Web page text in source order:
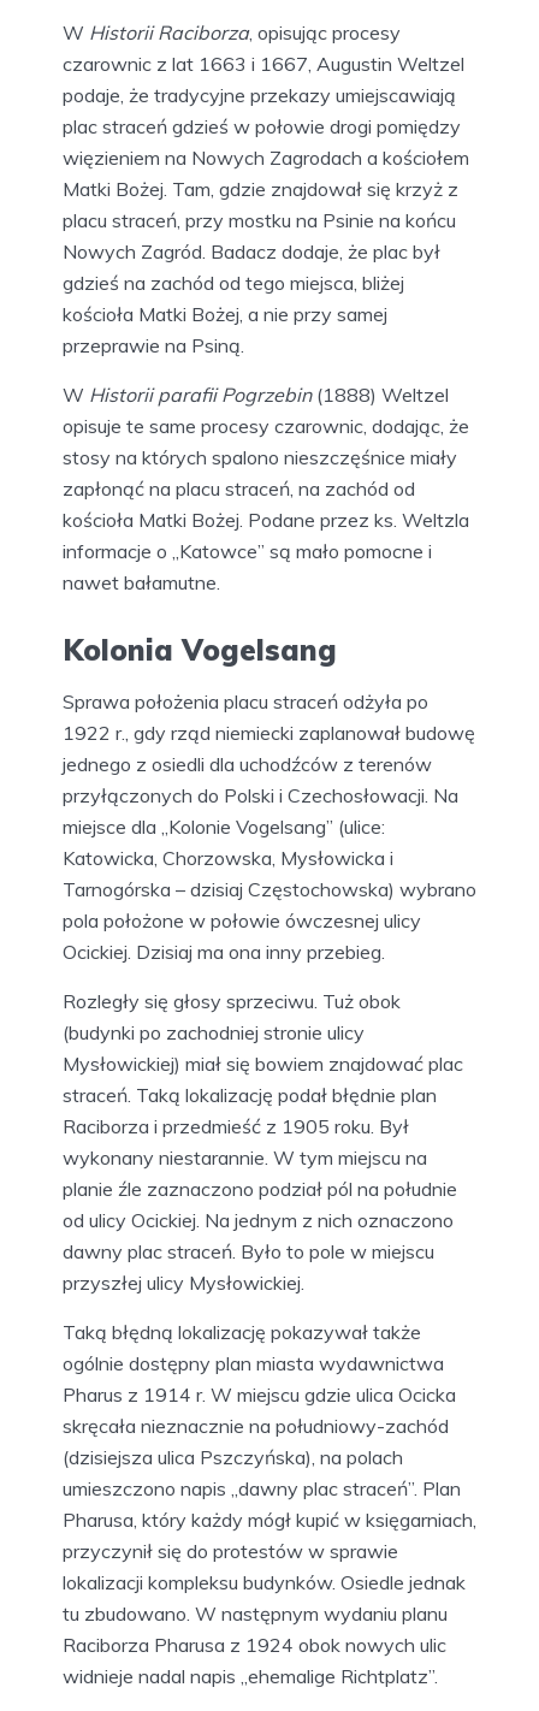
W Historii Raciborza, opisując procesy
czarownic z lat 1663 i 1667, Augustin Weltzel
podaje, że tradycyjne przekazy umiejscawiają
plac straceń gdzieś w połowie drogi pomiędzy
więzieniem na Nowych Zagrodach a kościołem
Matki Bożej. Tam, gdzie znajdował się krzyż z
placu straceń, przy mostku na Psinie na końcu
Nowych Zagród. Badacz dodaje, że plac był
gdzieś na zachód od tego miejsca, bliżej
kościoła Matki Bożej, a nie przy samej
przeprawie na Psiną.
W Historii parafii Pogrzebin(1888) Weltzel
opisuje te same procesy czarownic, dodając, że
stosy na których spalono nieszczęśnice miały
zapłonąć na placu straceń, na zachód od
kościoła Matki Bożej. Podane przez ks. Weltzla
informacje o „Katowce” są mało pomocne i
nawet bałamutne.
Kolonia Vogelsang
Sprawa położenia placu straceń odżyła po
1922 r., gdy rząd niemiecki zaplanował budowę
jednego z osiedli dla uchodźców z terenów
przyłączonych do Polski i Czechosłowacji. Na
miejsce dla „Kolonie Vogelsang” (ulice:
Katowicka, Chorzowska, Mysłowicka i
Tarnogórska – dzisiaj Częstochowska) wybrano
pola położone w połowie ówczesnej ulicy
Ocickiej. Dzisiaj ma ona inny przebieg.
Rozległy się głosy sprzeciwu. Tuż obok
(budynki po zachodniej stronie ulicy
Mysłowickiej) miał się bowiem znajdować plac
straceń. Taką lokalizację podał błędnie plan
Raciborza i przedmieść z 1905 roku. Był
wykonany niestarannie. W tym miejscu na
planie źle zaznaczono podział pól na południe
od ulicy Ocickiej. Na jednym z nich oznaczono
dawny plac straceń. Było to pole w miejscu
przyszłej ulicy Mysłowickiej.
Taką błędną lokalizację pokazywał także
ogólnie dostępny plan miasta wydawnictwa
Pharus z 1914 r. W miejscu gdzie ulica Ocicka
skręcała nieznacznie na południowy-zachód
(dzisiejsza ulica Pszczyńska), na polach
umieszczono napis „dawny plac straceń”. Plan
Pharusa, który każdy mógł kupić w księgarniach,
przyczynił się do protestów w sprawie
lokalizacji kompleksu budynków. Osiedle jednak
tu zbudowano. W następnym wydaniu planu
Raciborza Pharusa z 1924 obok nowych ulic
widnieje nadal napis „ehemalige Richtplatz”.